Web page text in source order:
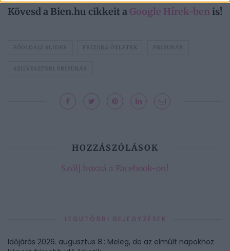
Kövesd a Bien.hu cikkeit a Google Hírek-ben is!
FŐOLDALI SLIDER FRIZURA ÖTLETEK FRIZURÁK
SZILVESZTERI FRIZURÁK
HOZZÁSZÓLÁSOK
Szólj hozzá a Facebook-on!
LEGUTÓBBI BEJEGYZÉSEK
Időjárás 2026. augusztus 8.: Meleg, de az elmúlt napokhoz